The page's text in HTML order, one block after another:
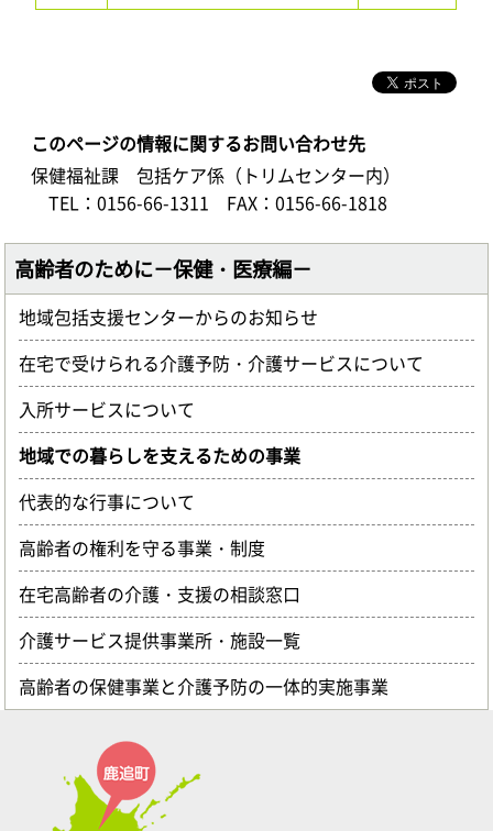
このページの情報に関するお問い合わせ先
保健福祉課 包括ケア係（トリムセンター内）
TEL：0156-66-1311
FAX：0156-66-1818
高齢者のために－保健・医療編－
地域包括支援センターからのお知らせ
在宅で受けられる介護予防・介護サービスについて
入所サービスについて
地域での暮らしを支えるための事業
代表的な行事について
高齢者の権利を守る事業・制度
在宅高齢者の介護・支援の相談窓口
介護サービス提供事業所・施設一覧
高齢者の保健事業と介護予防の一体的実施事業